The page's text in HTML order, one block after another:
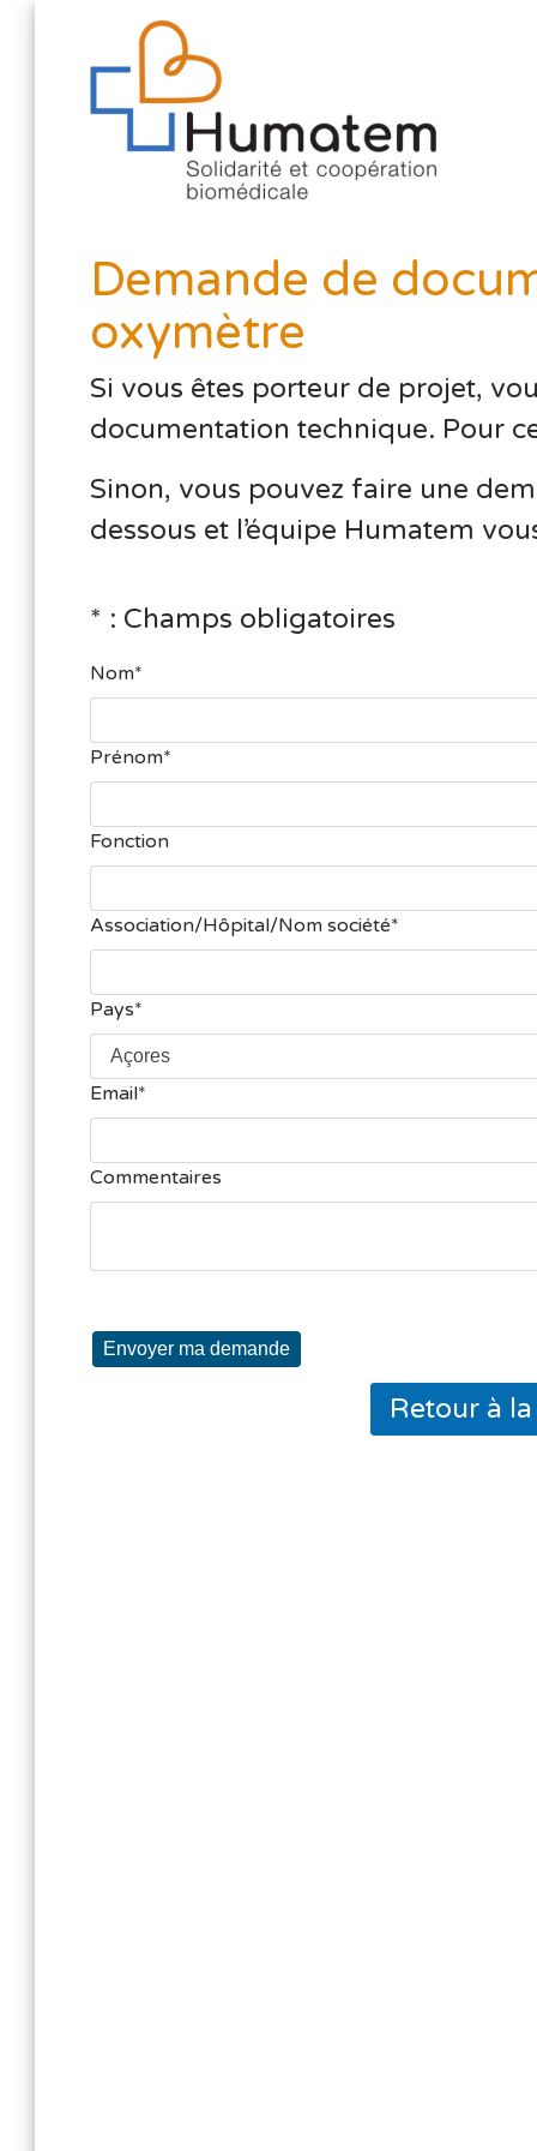
Demande de
oxymètre
Si vous êtes porteur de projet,
documentation technique. Pour
Sinon, vous pouvez faire une
dessous et l’équipe Humatem
* : Champs obligatoires
Nom
Prénom
Fonction
Association/Hôpital/Nom société
Pays
Email
Commentaires
Envoyer ma demande
Retour à